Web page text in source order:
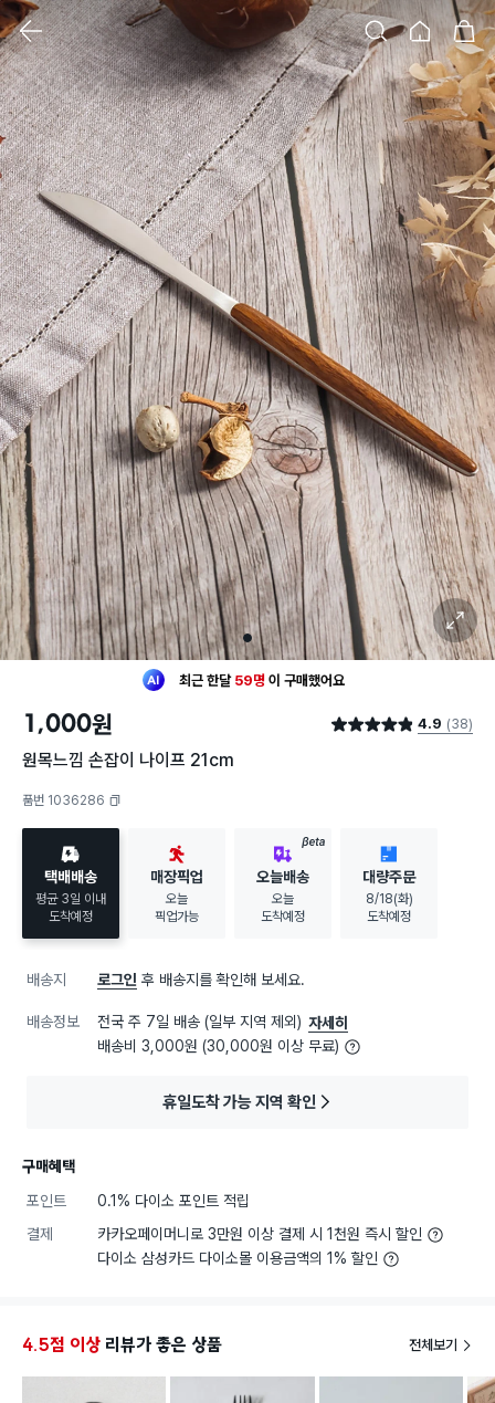
검색 홈 장바구니
클릭 시 이미지 확대 보기 팝업 열림
1
확대 보기
최근 한달 59명 이 구매했어요
구매했어요
1,000원 별점 4.9점 4.9 (38)
원목느낌 손잡이 나이프 21cm
품번 1036286
택배배송
평균 3일 이내
도착예정
매장픽업
오늘
픽업가능
BETA
오늘배송
오늘
도착예정
대량주문
8/18(화)
도착예정
배송지 로그인 후 배송지를 확인해 보세요.
배송정보 전국 주 7일 배송 (일부 지역 제외) 자세히
배송비 3,000원 (30,000원 이상 무료)
휴일도착 가능 지역 확인
구매혜택
포인트
0.1% 다이소 포인트 적립
결제
카카오페이머니로 3만원 이상 결제 시 1천원 즉시 할인
다이소 삼성카드 다이소몰 이용금액의 1% 할인
4.5점 이상 리뷰가 좋은 상품 전체보기